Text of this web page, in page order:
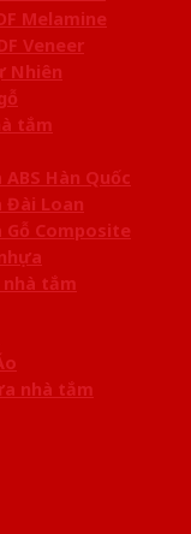
Melamine
Veneer
Nhiên
tắm
Hàn Quốc
Đài Loan
Gỗ Composite
tắm
nhà tắm